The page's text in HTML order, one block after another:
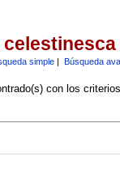
simple| Búsqueda
con los